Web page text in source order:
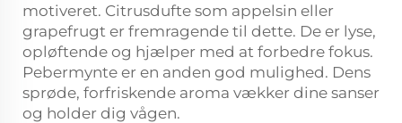
motiveret. Citrusdufte som appelsin eller
grapefrugt er fremragende til dette. De er lyse,
opløftende og hjælper med at forbedre fokus.
Pebermynte er en anden god mulighed. Dens
sprøde, forfriskende aroma vækker dine sanser
og holder dig vågen.